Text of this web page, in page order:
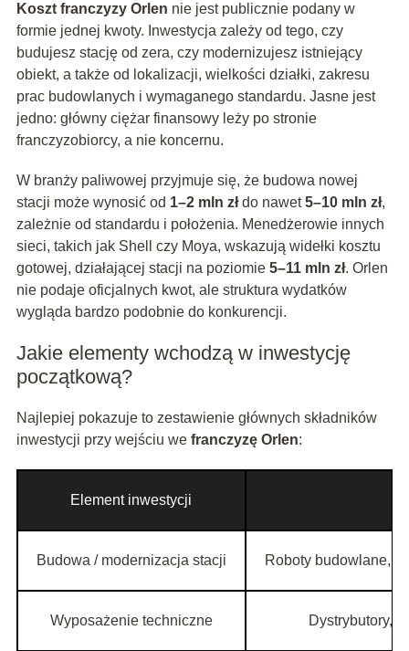
Koszt franczyzy Orlen nie jest publicznie podany w
formie jednej kwoty. Inwestycja zależy od tego, czy
budujesz stację od zera, czy modernizujesz istniejący
obiekt, a także od lokalizacji, wielkości działki, zakresu
prac budowlanych i wymaganego standardu. Jasne jest
jedno: główny ciężar finansowy leży po stronie
franczyzobiorcy, a nie koncernu.
W branży paliwowej przyjmuje się, że budowa nowej
stacji może wynosić od 1–2 mln złdo nawet5–10 mln zł,
zależnie od standardu i położenia. Menedżerowie innych
sieci, takich jak Shell czy Moya, wskazują widełki kosztu
gotowej, działającej stacji na poziomie 5–11 mln zł. Orlen
nie podaje oficjalnych kwot, ale struktura wydatków
wygląda bardzo podobnie do konkurencji.
Jakie elementy wchodzą w inwestycję
początkową?
Najlepiej pokazuje to zestawienie głównych składników
inwestycji przy wejściu we franczyzę Orlen:
Element inwestycji
Budowa / modernizacja stacji Roboty budowlane,
Wyposażenie techniczne Dystrybutory,